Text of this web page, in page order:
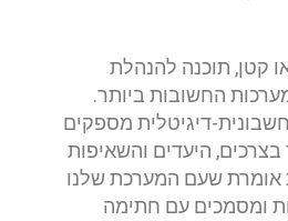
קטן, תוכנה להנהלת
החשובות ביותר.
דיגיטלית מספקים
היעדים והשאיפות
אומרת שעם המערכת שלנו
ומסמכים עם חתימה